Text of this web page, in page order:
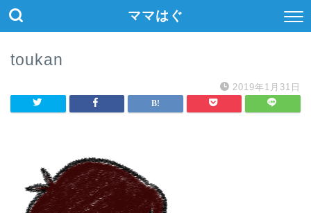
ママはぐ
toukan
2019年1月31日